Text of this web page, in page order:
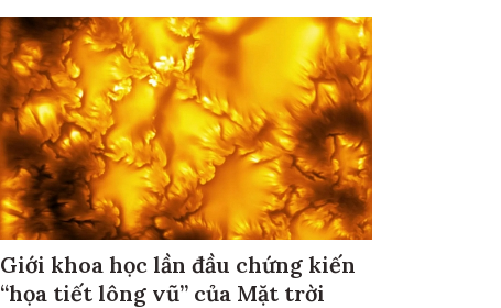
Giới khoa học lần đầu chứng kiến
“họa tiết lông vũ” của Mặt trời